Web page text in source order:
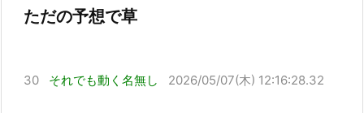
ただの予想で草
30 それでも動く名無し 2026/05/07(木) 12:16:28.32